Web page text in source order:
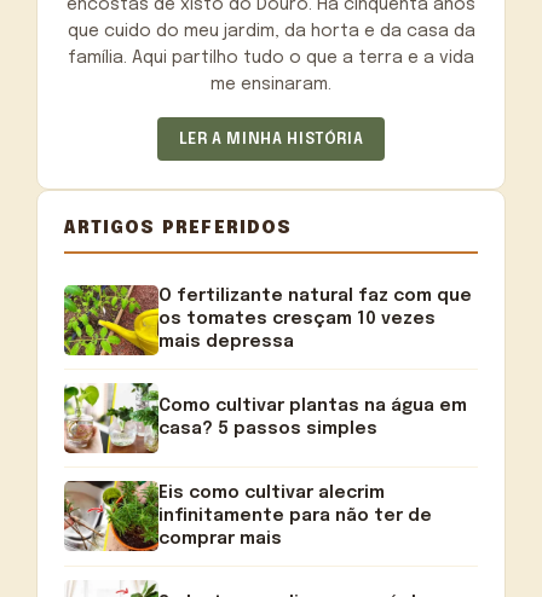
encostas de xisto do Douro. Há cinquenta anos
que cuido do meu jardim, da horta e da casa da
família. Aqui partilho tudo o que a terra e a vida
me ensinaram.
LER A MINHA HISTÓRIA
ARTIGOS PREFERIDOS
O fertilizante natural faz com que
os tomates cresçam 10 vezes
mais depressa
Como cultivar plantas na água em
casa? 5 passos simples
Eis como cultivar alecrim
infinitamente para não ter de
comprar mais